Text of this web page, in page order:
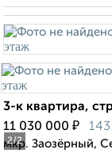
2/2
3-к квартира,
11 030 000 ₽
мкр. Заозёрный,